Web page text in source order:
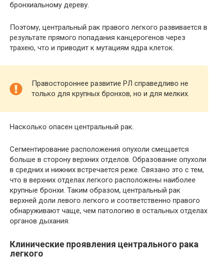
бронхиальному дереву.
Поэтому, центральный рак правого легкого развивается в
результате прямого попадания канцерогенов через
трахею, что и приводит к мутациям ядра клеток.
Правостороннее развитие РЛ справедливо не
только для крупных бронхов, но и для мелких.
Насколько опасен центральный рак.
Сегментирование расположения опухоли смещается
больше в сторону верхних отделов. Образование опухоли
в средних и нижних встречается реже. Связано это с тем,
что в верхних отделах легкого расположены наиболее
крупные бронхи. Таким образом, центральный рак
верхней доли левого легкого и соответственно правого
обнаруживают чаще, чем патологию в остальных отделах
органов дыхания.
Клинические проявления центрального рака
легкого